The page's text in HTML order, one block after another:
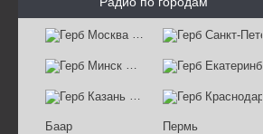
Москва
Минск
Казань
Баар Пермь